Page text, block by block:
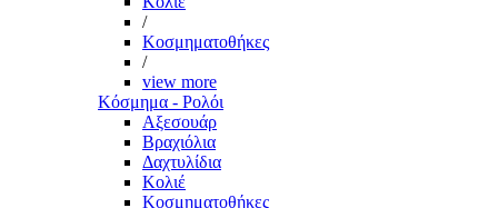
/
Κοσμηματοθήκες
/
view more
Κόσμημα - Ρολόι
Αξεσουάρ
Βραχιόλια
Δαχτυλίδια
Κολιέ
Κοσμηματοθήκες